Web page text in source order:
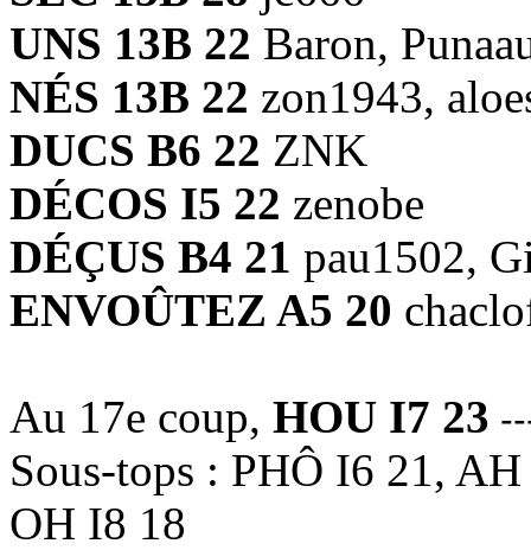
UNS 13B 22 Baron,
NÉS 13B 22 zon1943,
DUCS B6 22 ZNK
DÉCOS I5 22 zenobe
DÉÇUS B4 21 pau1502,
ENVOÛTEZ A5 20
Au 17e coup, HOU I7 23
Sous-tops : PHÔ I6 21,
OH I8 18